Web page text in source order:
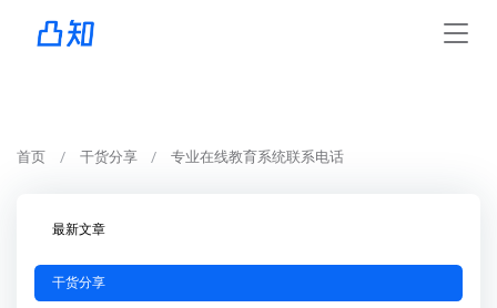
首页 干货分享 专业在线教育系统联系电话
最新文章
干货分享